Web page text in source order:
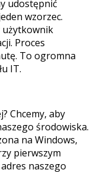
udostępnić
wzorzec.
użytkownik
Proces
To ogromna
IT.
Chcemy, aby
środowiska.
na Windows,
pierwszym
naszego